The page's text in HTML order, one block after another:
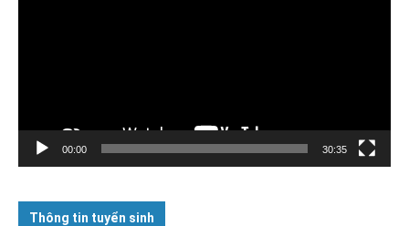
00:00 30:35
Thông tin tuyển sinh